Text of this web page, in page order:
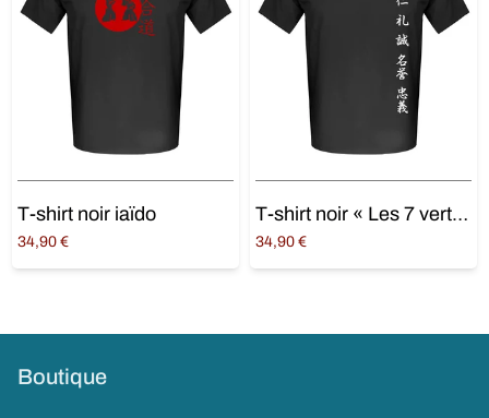
T-shirt noir iaïdo
34,90 €
Choix des options
T-shirt noir « Les 7 vertus du Bushido »
34,90 €
Choix des options
Boutique